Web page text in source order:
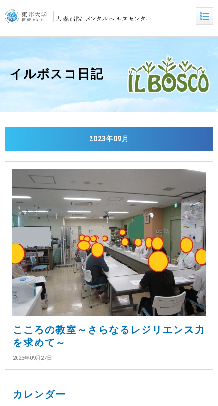
イルボスコ日記
2023年09月
こころの教室～さらなるレジリエンス力
を求めて～
2023年09月27日
カレンダー